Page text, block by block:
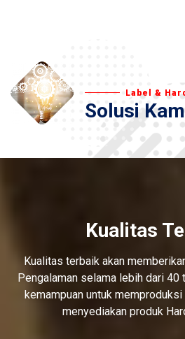
Label &
Solusi
Kualitas
Kualitas terbaik akan
Pengalaman selama lebih dari 40
kemampuan untuk
menyediakan produk